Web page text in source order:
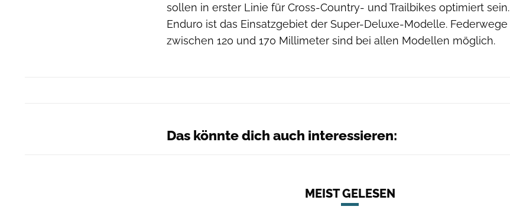
sollen in erster Linie für Cross-Country- und Trailbikes optimiert sein.
Enduro ist das Einsatzgebiet der Super-Deluxe-Modelle. Federwege
zwischen 120 und 170 Millimeter sind bei allen Modellen möglich.
Das könnte dich auch interessieren:
MEIST GELESEN